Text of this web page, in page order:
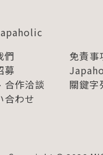
們
免責事
募
合作洽談
關鍵字
合わせ